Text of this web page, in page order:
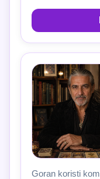
Goran koristi